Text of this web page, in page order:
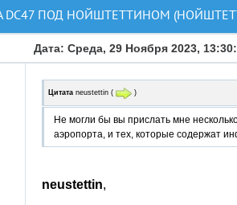
DC47 ПОД НОЙШТЕТТИНОМ
Дата: Среда, 29 Ноября 2023,
Цитата neustettin ( )
Не могли бы вы прислать мне
аэропорта, и тех, которые содержат
neustettin,